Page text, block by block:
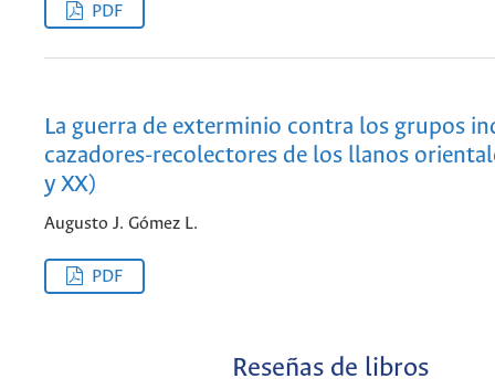
PDF
La guerra de exterminio contra los grupos
cazadores-recolectores de los llanos
y XX)
Augusto J. Gómez L.
PDF
Reseñas de libros